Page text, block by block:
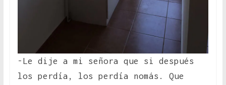
-Le dije a mi señora que si después
los perdía, los perdía nomás. Que